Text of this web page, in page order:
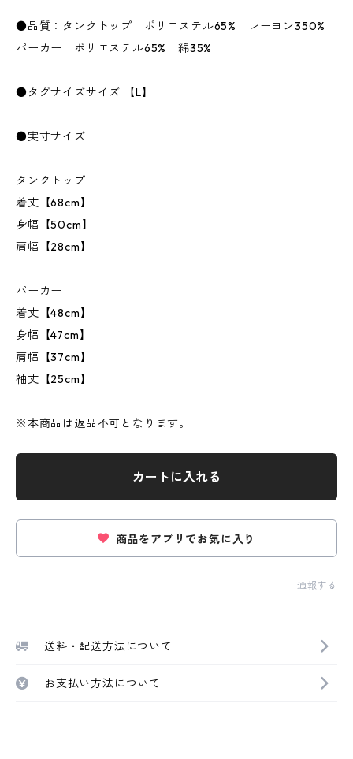
●品質：タンクトップ ポリエステル65% レーヨン350%
パーカー ポリエステル65% 綿35%
●タグサイズサイズ 【L】
●実寸サイズ
タンクトップ
着丈【68cm】
身幅【50cm】
肩幅【28cm】
パーカー
着丈【48cm】
身幅【47cm】
肩幅【37cm】
袖丈【25cm】
※本商品は返品不可となります。
カートに入れる
商品をアプリでお気に入り
通報する
送料・配送方法について
お支払い方法について